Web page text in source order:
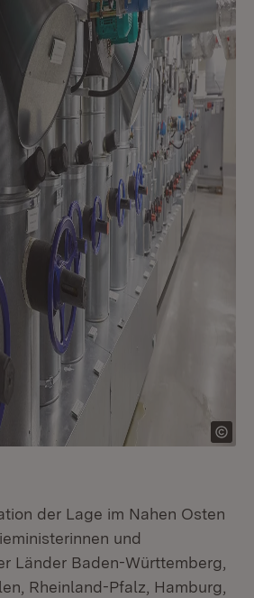
der Lage im Nahen Osten
und
Länder Baden-Württemberg,
Rheinland-Pfalz, Hamburg,